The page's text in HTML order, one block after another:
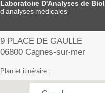
Laboratoire D'Analyses de
d'analyses médicales
9 PLACE DE GAULLE
06800 Cagnes-sur-mer
Plan et itinéraire :